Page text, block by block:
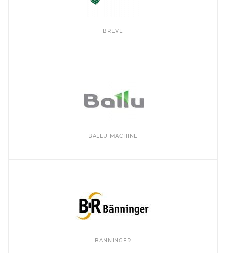
BREVE
BALLU MACHINE
BANNINGER